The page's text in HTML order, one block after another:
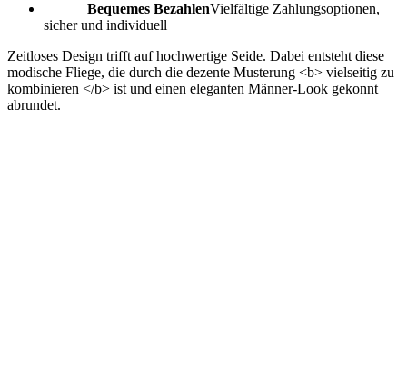
Bequemes BezahlenVielfältige Zahlungsoptionen,
sicher und individuell
Zeitloses Design trifft auf hochwertige Seide. Dabei entsteht diese
modische Fliege, die durch die dezente Musterung <b> vielseitig zu
kombinieren </b> ist und einen eleganten Männer-Look gekonnt
abrundet.